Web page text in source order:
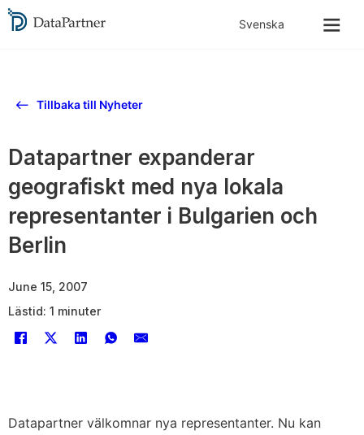
Tillbaka till Nyheter
Datapartner expanderar
geografiskt med nya lokala
representanter i Bulgarien och
Berlin
June 15, 2007
Lästid: 1 minuter
Datapartner välkomnar nya representanter. Nu kan